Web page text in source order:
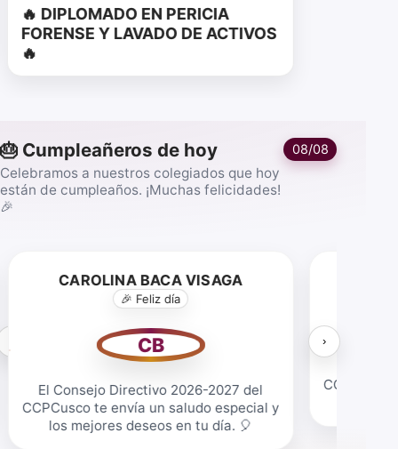
🔥 DIPLOMADO EN PERICIA
FORENSE Y LAVADO DE ACTIVOS
🔥
🎂 Cumpleañeros de hoy
Celebramos a nuestros colegiados que hoy
están de cumpleaños. ¡Muchas felicidades!
🎉
08/08
CAROLINA BACA VISAGA
🎉 Feliz día
CB
El Consejo Directivo 2026-2027 del
CCPCusco te envía un saludo especial y
los mejores deseos en tu día. 🎈
›